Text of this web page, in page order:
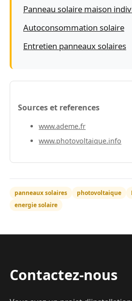
Panneau solaire maison
Autoconsommation solaire
Entretien panneaux solaires
Sources et references
www.ademe.fr
www.photovoltaique.info
panneaux solaires photovoltaique
energie solaire
Contactez-nous